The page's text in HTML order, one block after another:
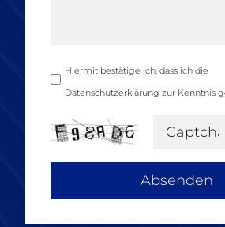
Hiermit bestätige ich, dass ich die
Datenschutzerklärung zur Kenntnis
Absenden